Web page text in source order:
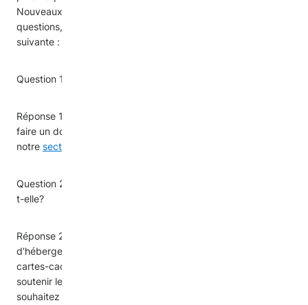
Nouveaux Arrivants et OCASI. Si vous avez d'autres
questions, vous pouvez nous envoyer un courriel à l'adresse
suivante :
Question 1. Comment puis-je proposer un hébergement?
Réponse 1. Vous pouvez en savoir plus sur la manière de
faire un don et de proposer un hébergement dans
notre section consacrée aux dons
Question 2. Quels types de dons votre organisation accepte-
t-elle?
Réponse 2. Nous acceptons actuellement les dons
d’hébergements et serons bientôt en mesure d'accepter les
cartes-cadeaux. Votre générosité est essentielle pour
soutenir les personnes nouvellement arrivées. Si vous
souhaitez faire un don spécifique, n'hésitez pas à